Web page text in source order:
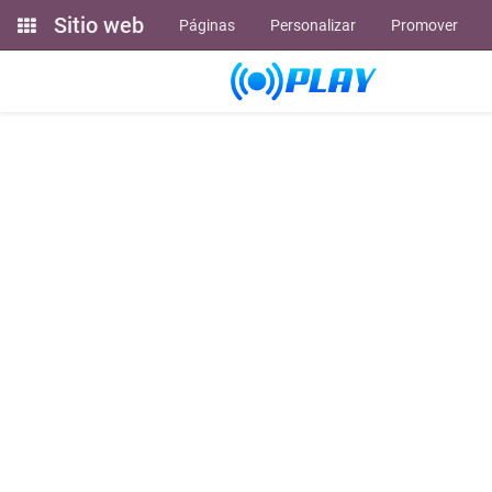
Sitio web Páginas Personalizar Promover